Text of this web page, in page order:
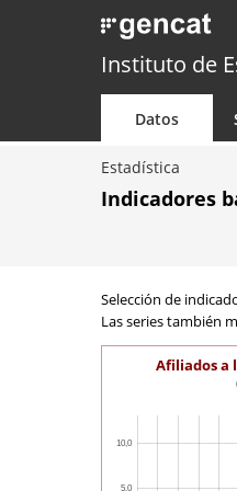
Instituto de
Datos
Estadística
Indicadores
Selección de
Las series también
Afiliados a